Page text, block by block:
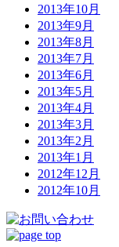
2013年10月
2013年9月
2013年8月
2013年7月
2013年6月
2013年5月
2013年4月
2013年3月
2013年2月
2013年1月
2012年12月
2012年10月